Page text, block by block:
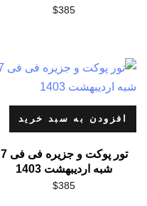
$385
افزودن به سبد خرید
تور پوکت و جزیره فی فی 7
شبه اردیبهشت 1403
$385